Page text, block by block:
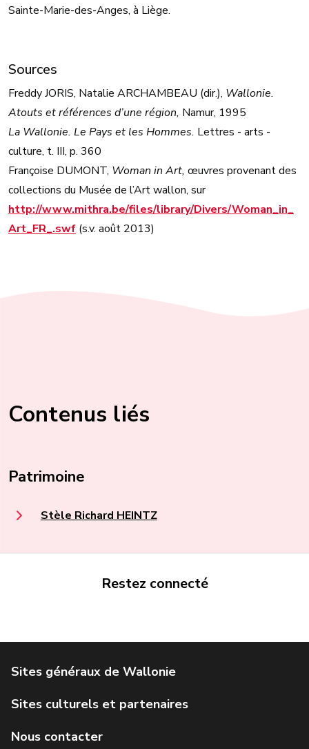
Sainte-Marie-des-Anges, à Liège.
Sources
Freddy JORIS, Natalie ARCHAMBEAU (dir.), Wallonie.
Atouts et références d’une région, Namur, 1995
La Wallonie. Le Pays et les Hommes. Lettres - arts -
culture, t. III, p. 360
Françoise DUMONT, Woman in Art, œuvres provenant des
collections du Musée de l’Art wallon, sur
http://www.mithra.be/files/library/Divers/Woman_in_
Art_FR_.swf (s.v. août 2013)
Contenus liés
Patrimoine
Stèle Richard HEINTZ
Restez connecté
Service public de Wallonie
Géoportail de la Wallonie
Agence Wallonne du Patrimoine